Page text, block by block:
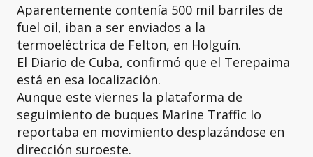
Aparentemente contenía 500 mil barriles de
fuel oil, iban a ser enviados a la
termoeléctrica de Felton, en Holguín.
El Diario de Cuba, confirmó que el Terepaima
está en esa localización.
Aunque este viernes la plataforma de
seguimiento de buques Marine Traffic lo
reportaba en movimiento desplazándose en
dirección suroeste.